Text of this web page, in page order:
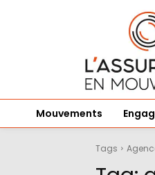
Mouvements
Tags